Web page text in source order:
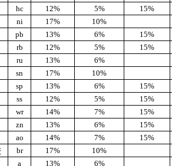
hc 12% 5%
15%
ni 17%
10%
pb 13% 6%
15%
rb 12% 5%
15%
ru 13%
6%
sn 17%
10%
sp 13% 6%
15%
ss 12% 5%
15%
wr 14% 7%
15%
zn 13% 6%
15%
ao 14% 7%
15%
br 17%
10%
a 13% 6%